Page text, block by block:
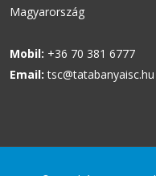
Magyarország
Mobil: +36 70 381 6777
Email: tsc@tatabanyaisc.hu